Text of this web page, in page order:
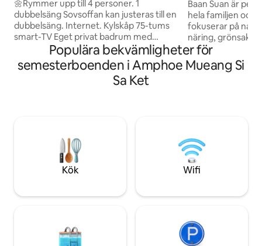
🌼Rymmer upp till 4 personer. 1
dubbelsäng Sovsoffan kan justeras till en
dubbelsäng. Internet. Kylskåp 75-tums
smart-TV Eget privat badrum med
badkar. Kök 🍭 Dubbelt gasområde
Elektrisk ugn Kaffebryggare Kaffekvarn
Brödrost Vattenkokare Kylskåp
Tvättmaskin 🍿 Vardagsrum Bäddsoffa
övertäckt). Inomhusparkering för 2
motorcyklar.
Baan Suan är
hela familjen och
fokuserar på
näring,
matlagning och
mat för hela
ett bra ställe att
Populära bekvämligheter för
semesterboenden i Amphoe Mueang Si
Sa Ket
Kök Wifi